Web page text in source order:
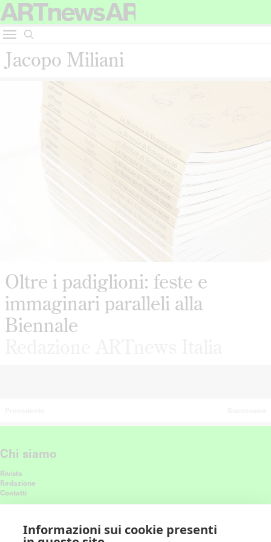
Jacopo Miliani
Oltre i padiglioni: feste e
immaginari paralleli alla
Biennale
Chi siamo
Rivista
Redazione
Contatti
Connettiti con noi
Informazioni sui cookie presenti